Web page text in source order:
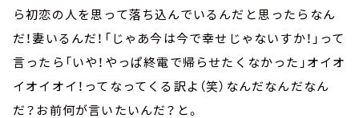
ら初恋の人を思って落ち込んでいるんだと思ったらなん
だ！妻いるんだ！「じゃあ今は今で幸せじゃないすか！」って
言ったら「いや！やっぱ終電で帰らせたくなかった」オイオ
イオイオイ！ってなってくる訳よ（笑）なんだなんだなん
だ？お前何が言いたいんだ？と。